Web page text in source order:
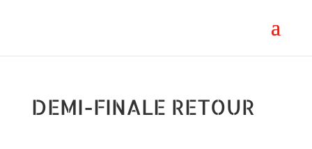
DEMI-FINALE RETOUR